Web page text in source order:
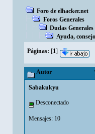
Foro de elhacker.net
Foros Generales
Dudas Generales
Ayuda,
Páginas: [1]
Autor
Sabakukyu
Desconectado
Mensajes: 10